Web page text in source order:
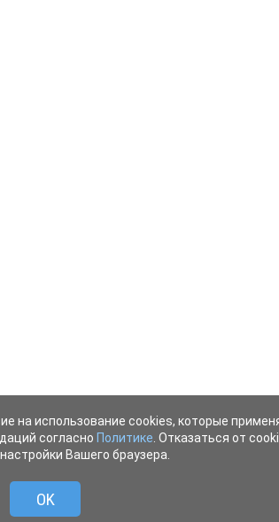
на использование cookies, которые
согласно Политике . Отказаться от
Вашего браузера.
OK